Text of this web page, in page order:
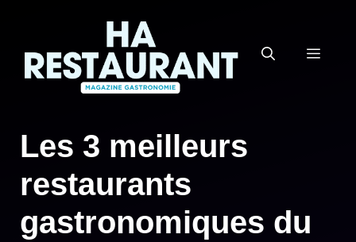
contenu
Les 3 meilleurs
restaurants
gastronomiques du